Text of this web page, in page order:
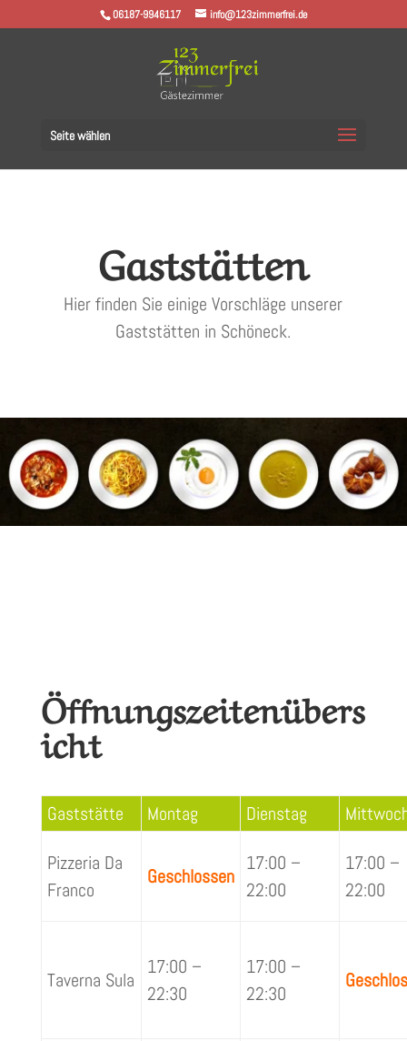
06187-9946117 info@123zimmerfrei.de
Seite wählen
Gaststätten
Hier finden Sie einige Vorschläge unserer
Gaststätten in Schöneck.
Öffnungszeitenübers
icht
Gaststätte Montag Dienstag
Pizzeria Da
Franco
Geschlossen
17:00 –
22:00
17:00 –
22:00
Taverna Sula
17:00 –
22:30
17:00 –
22:30